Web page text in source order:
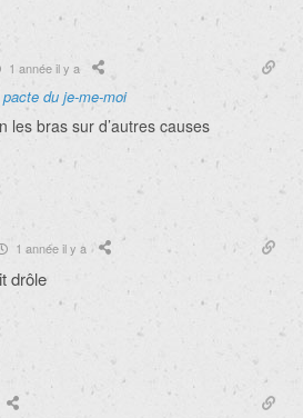
1 année il y a
du je-me-moi
les bras sur d’autres causes
1 année il y a
drôle